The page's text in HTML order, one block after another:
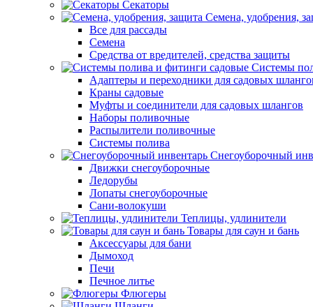
Секаторы
Семена, удобрения,
Все для рассады
Семена
Средства от вредителей, средства защиты
Системы
Адаптеры и переходники для садовых
Краны садовые
Муфты и соединители для садовых шлангов
Наборы поливочные
Распылители поливочные
Системы полива
Снегоуборочный
Движки снегоуборочные
Ледорубы
Лопаты снегоуборочные
Сани-волокуши
Теплицы, удлинители
Товары для саун и бань
Аксессуары для бани
Дымоход
Печи
Печное литье
Флюгеры